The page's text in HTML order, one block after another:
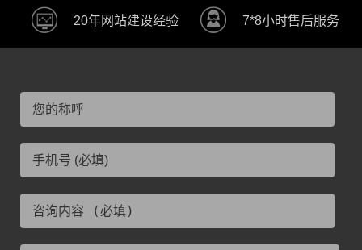
20年网站建设经验 7*8小时售后服务